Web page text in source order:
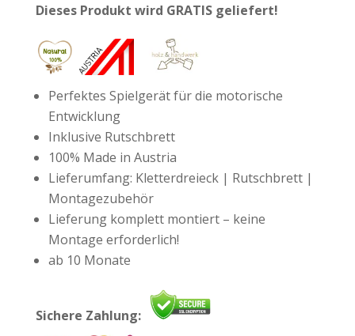
Dieses Produkt wird GRATIS geliefert!
Perfektes Spielgerät für die motorische
Entwicklung
Inklusive Rutschbrett
100% Made in Austria
Lieferumfang: Kletterdreieck | Rutschbrett |
Montagezubehör
Lieferung komplett montiert – keine
Montage erforderlich!
ab 10 Monate
Sichere Zahlung: